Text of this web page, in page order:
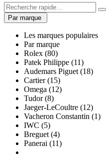
Par marque
Les marques populaires
Par marque
Rolex (80)
Patek Philippe (11)
Audemars Piguet (18)
Cartier (15)
Omega (12)
Tudor (8)
Jaeger-LeCoultre (12)
Vacheron Constantin (1)
IWC (5)
Breguet (4)
Panerai (11)